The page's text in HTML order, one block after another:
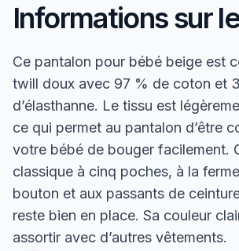
Informations sur
Ce pantalon pour bébé beige est
twill doux avec 97 % de coton et
d’élasthanne. Le tissu est
ce qui permet au pantalon d’être
votre bébé de bouger facilement.
classique à cinq poches, à la
bouton et aux passants de
reste bien en place. Sa couleur
assortir avec d’autres vêtements.